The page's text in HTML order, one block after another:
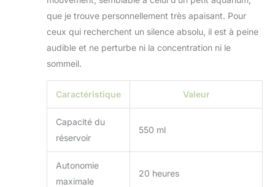
que je trouve personnellement très apaisant. Pour
ceux qui recherchent un silence absolu, il est à peine
audible et ne perturbe ni la concentration ni le
sommeil.
Caractéristique Valeur
Capacité du
réservoir
550 ml
Autonomie
maximale
20 heures